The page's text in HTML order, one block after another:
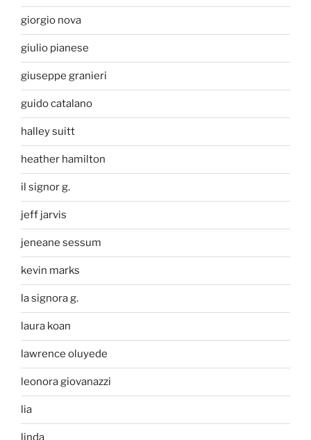
giorgio nova
giulio pianese
giuseppe granieri
guido catalano
halley suitt
heather hamilton
il signor g.
jeff jarvis
jeneane sessum
kevin marks
la signora g.
laura koan
lawrence oluyede
leonora giovanazzi
lia
linda